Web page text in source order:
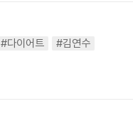
#다이어트
#김연수